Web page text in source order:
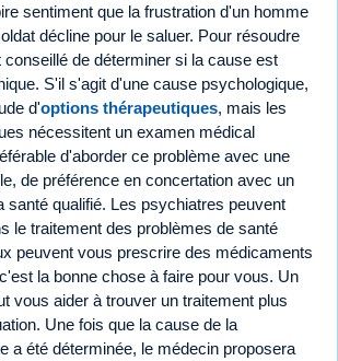
sentiment que la frustration d'un homme
décline pour le saluer. Pour résoudre
de déterminer si la cause est
S'il s'agit d'une cause psychologique,
d'options thérapeutiques, mais les
nécessitent un examen médical
d'aborder ce problème avec une
de préférence en concertation avec un
santé qualifié. Les psychiatres peuvent
le traitement des problèmes de santé
peuvent vous prescrire des médicaments
la bonne chose à faire pour vous. Un
vous aider à trouver un traitement plus
Une fois que la cause de la
a été déterminée, le médecin proposera